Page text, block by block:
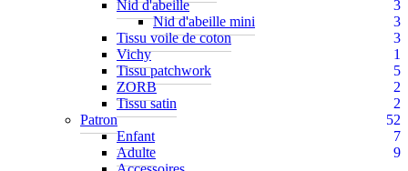
Nid d'abeille
3
Nid d'abeille mini
3
Tissu voile de coton
3
Vichy
1
Tissu patchwork
5
ZORB
2
Tissu satin
2
Patron
52
Enfant
7
Adulte
9